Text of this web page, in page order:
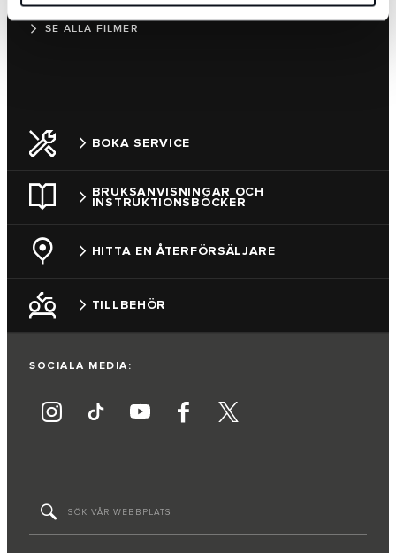
SE ALLA FILMER
BOKA SERVICE
BRUKSANVISNINGAR OCH
INSTRUKTIONSBÖCKER
HITTA EN ÅTERFÖRSÄLJARE
TILLBEHÖR
SOCIALA MEDIA: